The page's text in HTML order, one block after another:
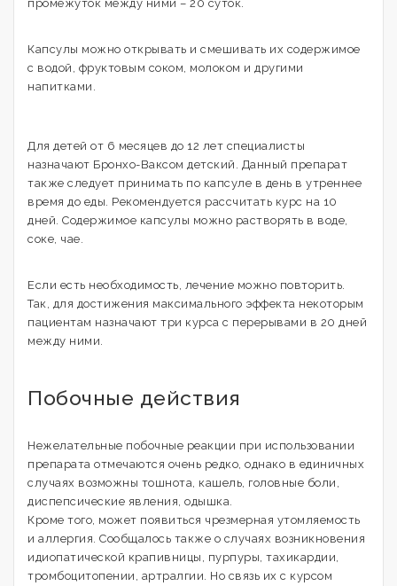
промежуток между ними – 20 суток.
Капсулы можно открывать и смешивать их содержимое
с водой, фруктовым соком, молоком и другими
напитками.
Для детей от 6 месяцев до 12 лет специалисты
назначают Бронхо-Ваксом детский. Данный препарат
также следует принимать по капсуле в день в утреннее
время до еды. Рекомендуется рассчитать курс на 10
дней. Содержимое капсулы можно растворять в воде,
соке, чае.
Если есть необходимость, лечение можно повторить.
Так, для достижения максимального эффекта некоторым
пациентам назначают три курса с перерывами в 20 дней
между ними.
Побочные действия
Нежелательные побочные реакции при использовании
препарата отмечаются очень редко, однако в единичных
случаях возможны тошнота, кашель, головные боли,
диспепсические явления, одышка.
Кроме того, может появиться чрезмерная утомляемость
и аллергия. Сообщалось также о случаях возникновения
идиопатической крапивницы, пурпуры, тахикардии,
тромбоцитопении, артралгии. Но связь их с курсом